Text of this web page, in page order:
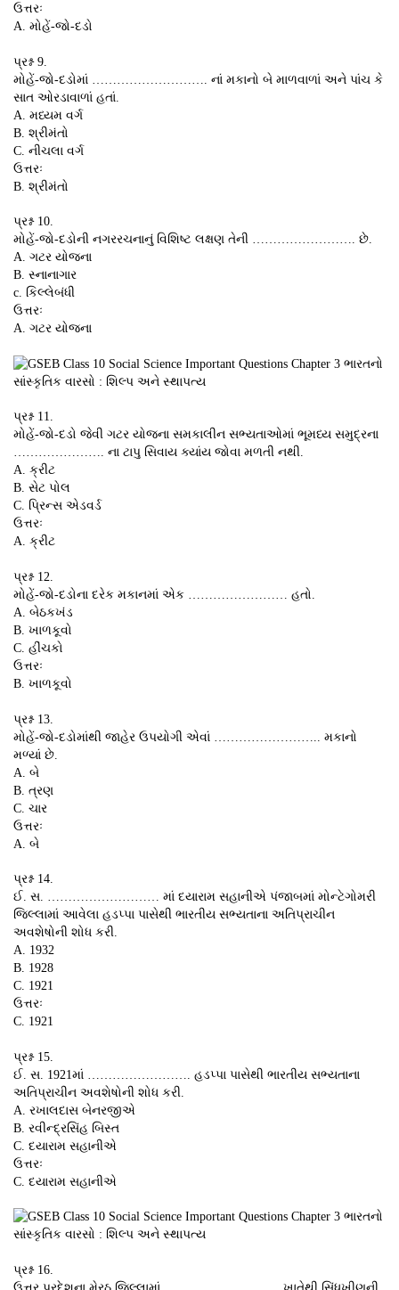
ઉત્તરઃ
A. મોહેં-જો-દડો
પ્રશ્ન 9.
મોહેં-જો-દડોમાં ………………………. નાં મકાનો બે માળવાળાં અને પાંચ કે
સાત ઓરડાવાળાં હતાં.
A. મધ્યમ વર્ગ
B. શ્રીમંતો
C. નીચલા વર્ગ
ઉત્તરઃ
B. શ્રીમંતો
પ્રશ્ન 10.
મોહેં-જો-દડોની નગરરચનાનું વિશિષ્ટ લક્ષણ તેની ……………………. છે.
A. ગટર યોજના
B. સ્નાનાગાર
c. કિલ્લેબંધી
ઉત્તરઃ
A. ગટર યોજના
પ્રશ્ન 11.
મોહેં-જો-દડો જેવી ગટર યોજના સમકાલીન સભ્યતાઓમાં ભૂમધ્ય સમુદ્રના
…………………. ના ટાપુ સિવાય ક્યાંય જોવા મળતી નથી.
A. ક્રીટ
B. સેટ પોલ
C. પ્રિન્સ એડવર્ડ
ઉત્તરઃ
A. ક્રીટ
પ્રશ્ન 12.
મોહેં-જો-દડોના દરેક મકાનમાં એક …………………… હતો.
A. બેઠકખંડ
B. ખાળકૂવો
C. હીંચકો
ઉત્તરઃ
B. ખાળકૂવો
પ્રશ્ન 13.
મોહેં-જો-દડોમાંથી જાહેર ઉપયોગી એવાં …………………….. મકાનો
મળ્યાં છે.
A. બે
B. ત્રણ
C. ચાર
ઉત્તરઃ
A. બે
પ્રશ્ન 14.
ઈ. સ. ……………………… માં દયારામ સહાનીએ પંજાબમાં મોન્ટેગોમરી
જિલ્લામાં આવેલા હડપ્પા પાસેથી ભારતીય સભ્યતાના અતિપ્રાચીન
અવશેષોની શોધ કરી.
A. 1932
B. 1928
C. 1921
ઉત્તરઃ
C. 1921
પ્રશ્ન 15.
ઈ. સ. 1921માં ……………………. હડપ્પા પાસેથી ભારતીય સભ્યતાના
અતિપ્રાચીન અવશેષોની શોધ કરી.
A. રખાલદાસ બેનરજીએ
B. રવીન્દ્રસિંહ બિસ્ત
C. દયારામ સહાનીએ
ઉત્તરઃ
C. દયારામ સહાનીએ
પ્રશ્ન 16.